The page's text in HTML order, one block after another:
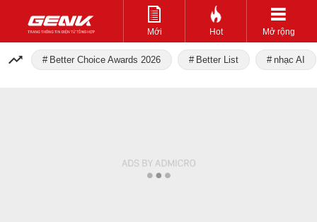
Mới Hot Mở rộng
Better Choice Awards 2026 Better List nhạc AI